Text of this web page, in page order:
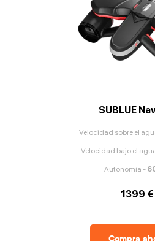
SUBLUE
Velocidad sobre el
Velocidad bajo el
Autonomía -
1399 €